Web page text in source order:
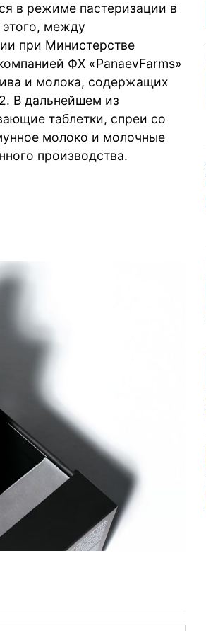
в режиме пастеризации в
между
при Министерстве
ФХ «PanaevFarms»
и молока, содержащих
В дальнейшем из
таблетки, спреи со
молоко и молочные
производства.